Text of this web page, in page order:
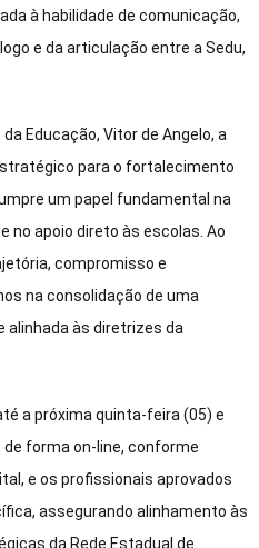
à habilidade de comunicação,
e da articulação entre a Sedu,
Educação, Vitor de Angelo, a
para o fortalecimento
um papel fundamental na
no apoio direto às escolas. Ao
compromisso e
na consolidação de uma
alinhada às diretrizes da
a próxima quinta-feira (05) e
forma on-line, conforme
e os profissionais aprovados
assegurando alinhamento às
da Rede Estadual de